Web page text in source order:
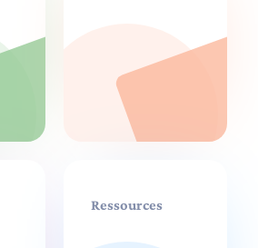
Ressources